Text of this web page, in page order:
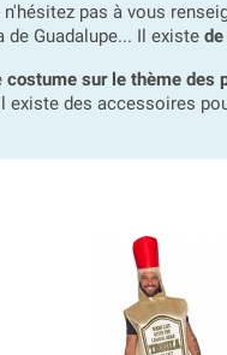
pas à vous
de Guadalupe... Il existe
costume sur le thème des
existe des accessoires